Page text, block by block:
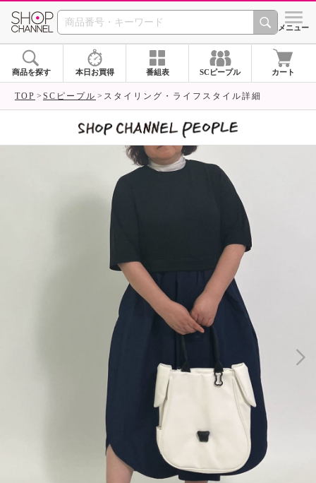
SHOP CHANNEL シメニュー
商品を探す 本日お買得 番組表 SCピープル カート
TOP SCピープル スタイリング・ライフスタイル詳細